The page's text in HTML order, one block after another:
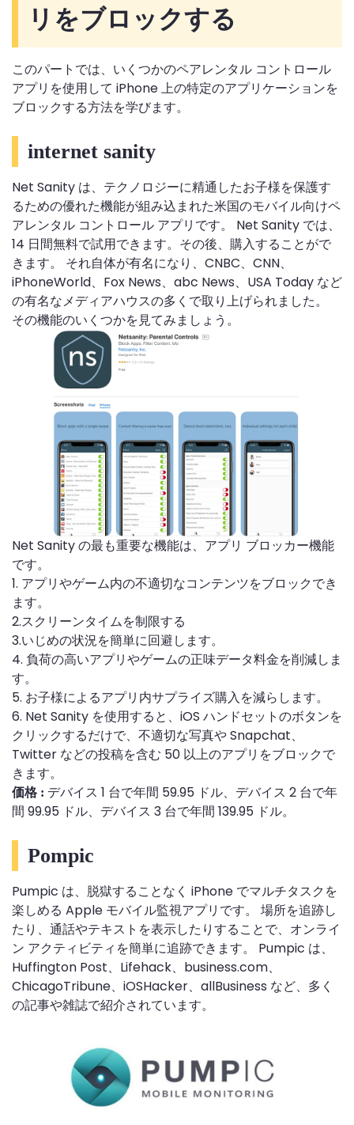
リをブロックする
このパートでは、いくつかのペアレンタル コントロール
アプリを使用して iPhone 上の特定のアプリケーションを
ブロックする方法を学びます。
internet sanity
Net Sanity は、テクノロジーに精通したお子様を保護す
るための優れた機能が組み込まれた米国のモバイル向けペ
アレンタル コントロール アプリです。 Net Sanity では、
14 日間無料で試用できます。その後、購入することがで
きます。 それ自体が有名になり、CNBC、CNN、
iPhoneWorld、Fox News、abc News、USA Today など
の有名なメディアハウスの多くで取り上げられました。
その機能のいくつかを見てみましょう。
Net Sanity の最も重要な機能は、アプリ ブロッカー機能
です。
1. アプリやゲーム内の不適切なコンテンツをブロックでき
ます。
2.スクリーンタイムを制限する
3.いじめの状況を簡単に回避します。
4. 負荷の高いアプリやゲームの正味データ料金を削減しま
す。
5. お子様によるアプリ内サプライズ購入を減らします。
6. Net Sanity を使用すると、iOS ハンドセットのボタンを
クリックするだけで、不適切な写真や Snapchat、
Twitter などの投稿を含む 50 以上のアプリをブロックで
きます。
価格 : デバイス 1 台で年間 59.95 ドル、デバイス 2 台で年
間 99.95 ドル、デバイス 3 台で年間 139.95 ドル。
Pompic
Pumpic は、脱獄することなく iPhone でマルチタスクを
楽しめる Apple モバイル監視アプリです。 場所を追跡し
たり、通話やテキストを表示したりすることで、オンライ
ン アクティビティを簡単に追跡できます。 Pumpic は、
Huffington Post、Lifehack、business.com、
ChicagoTribune、iOSHacker、allBusiness など、多く
の記事や雑誌で紹介されています。